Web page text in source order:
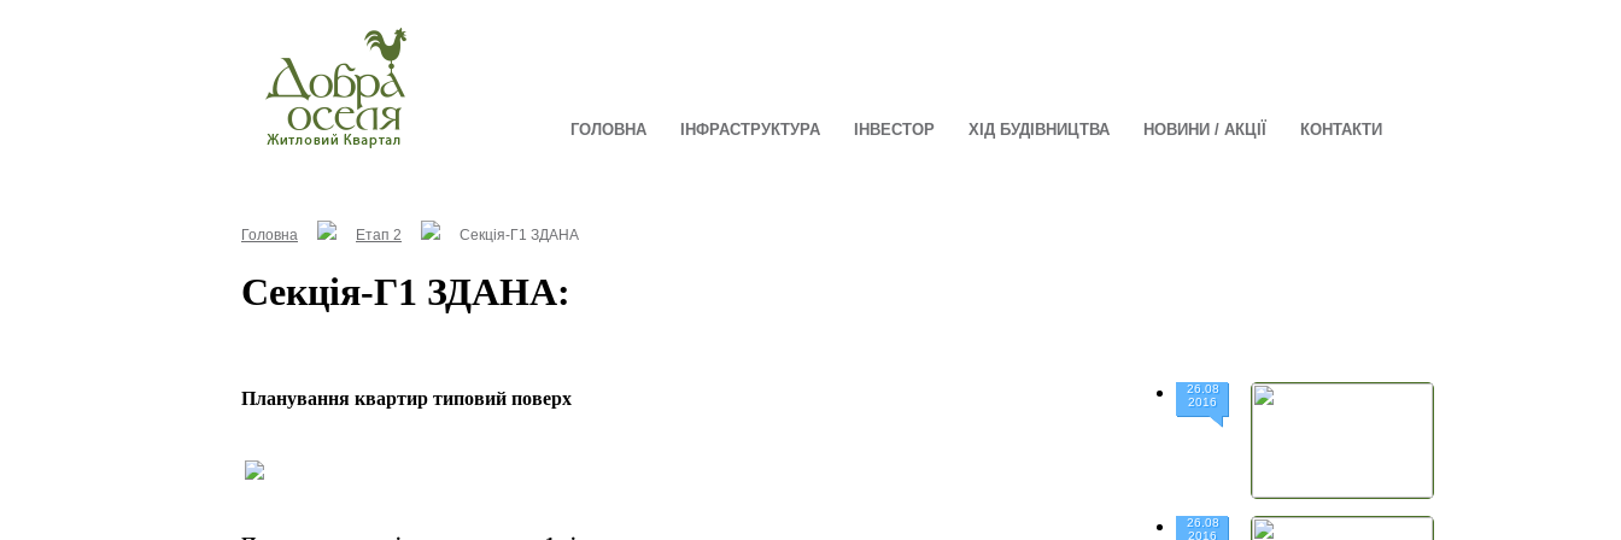
ГОЛОВНА ІНФРАСТРУКТУРА ІНВЕСТОР ХІД БУДІВНИЦТВА НОВИНИ / АКЦІЇ КОНТАКТИ
Головна Етап 2 Секція-Г1 ЗДАНА
Секція-Г1 ЗДАНА:
Планування квартир типовий поверх
26.08
2016
26.08
2016